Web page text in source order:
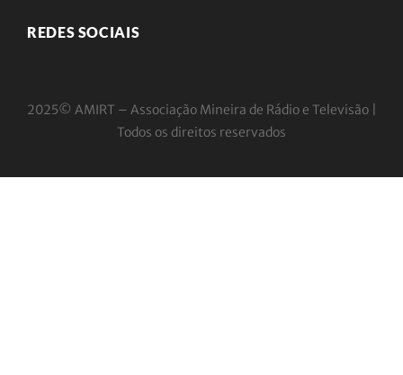
REDES SOCIAIS
2025© AMIRT – Associação Mineira de Rádio e Televisão |
Todos os direitos reservados